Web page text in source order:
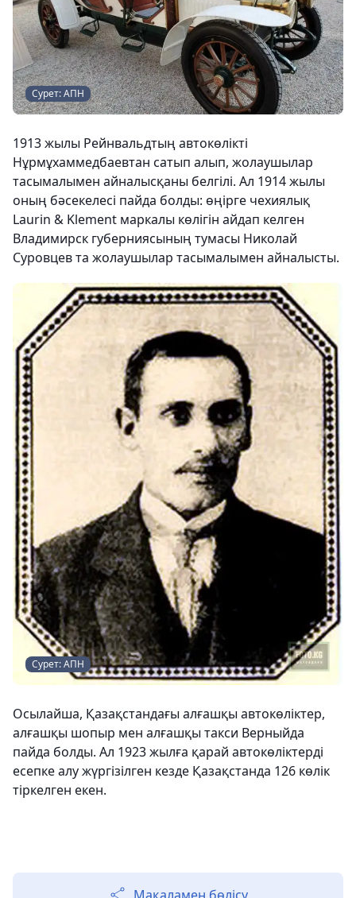
Сурет: АПН
1913 жылы Рейнвальдтың автокөлікті
Нұрмұхаммедбаевтан сатып алып, жолаушылар
тасымалымен айналысқаны белгілі. Ал 1914 жылы
оның бәсекелесі пайда болды: өңірге чехиялық
Laurin & Klement маркалы көлігін айдап келген
Владимирск губерниясының тумасы Николай
Суровцев та жолаушылар тасымалымен айналысты.
Сурет: АПН
Осылайша, Қазақстандағы алғашқы автокөліктер,
алғашқы шопыр мен алғашқы такси Верныйда
пайда болды. Ал 1923 жылға қарай автокөліктерді
есепке алу жүргізілген кезде Қазақстанда 126 көлік
тіркелген екен.